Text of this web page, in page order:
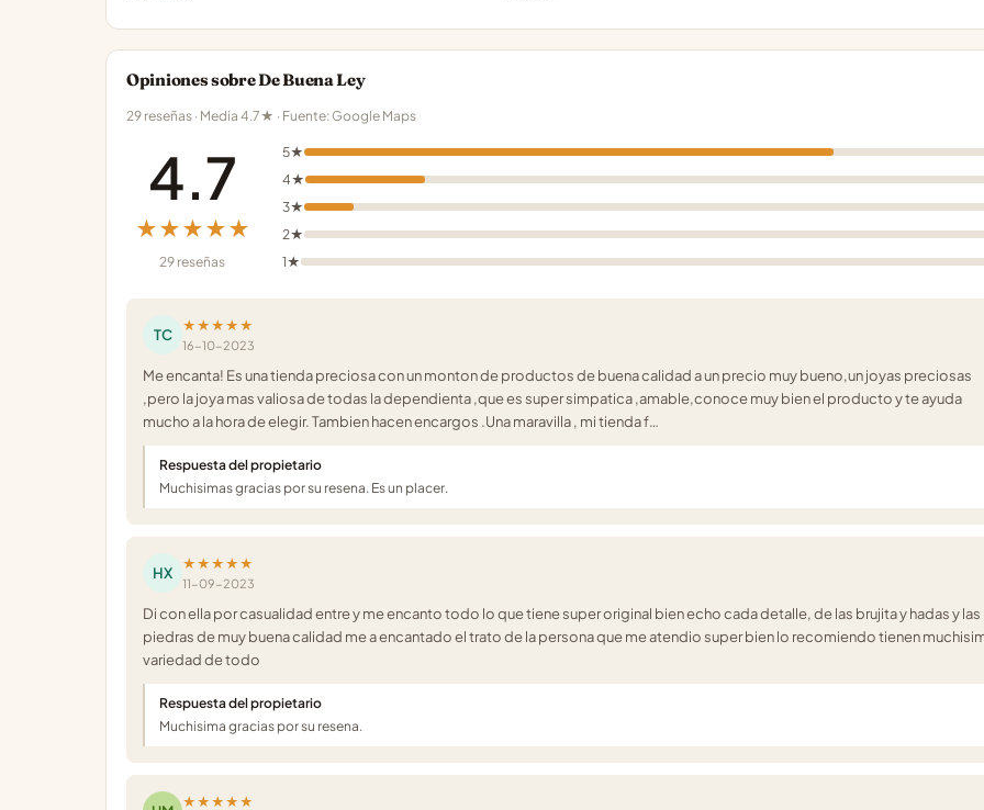
Opiniones sobre De Buena Ley
29 reseñas · Media 4.7★ · Fuente: Google Maps
4.7
★★★★★
29 reseñas
5★
4★
3★
2★
1★
TC
★★★★★
16-10-2023
Me encanta! Es una tienda preciosa con un monton de productos de buena calidad a un precio muy bueno,un joyas preciosas
,pero la joya mas valiosa de todas la dependienta ,que es super simpatica ,amable,conoce muy bien el producto y te ayuda
mucho a la hora de elegir. Tambien hacen encargos .Una maravilla , mi tienda f…
Respuesta del propietario
Muchisimas gracias por su resena. Es un placer.
HX
★★★★★
11-09-2023
Di con ella por casualidad entre y me encanto todo lo que tiene super original bien echo cada detalle, de las brujita y hadas y las
piedras de muy buena calidad me a encantado el trato de la persona que me atendio super bien lo recomiendo tienen
variedad de todo
Respuesta del propietario
Muchisima gracias por su resena.
★★★★★